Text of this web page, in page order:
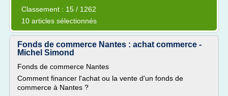
Classement : 15 / 1262
10 articles sélectionnés
Fonds de commerce Nantes : achat commerce -
Michel Simond
Fonds de commerce Nantes
Comment financer l'achat ou la vente d'un fonds de
commerce à Nantes ?